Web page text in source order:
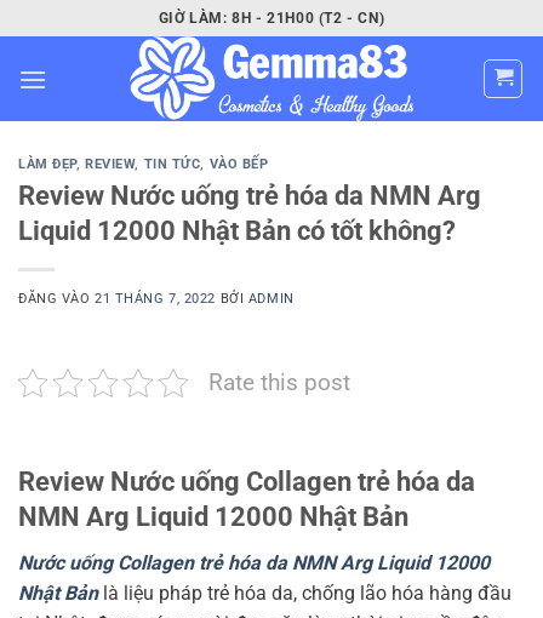
qua
nội
GIỜ LÀM: 8H - 21H00 (T2 - CN)
LÀM ĐẸP,REVIEW, TIN TỨC, VÀO BẾP
Review Nước uống trẻ hóa da NMN Arg
Liquid 12000 Nhật Bản có tốt không?
ĐĂNG VÀO21 THÁNG 7, 2022 BỞI ADMIN
Rate this post
Review Nước uống Collagen trẻ hóa da
NMN Arg Liquid 12000 Nhật Bản
Nước uống Collagen trẻ hóa da NMN Arg Liquid 12000
Nhật Bảnlà liệu pháp trẻ hóa da, chống lão hóa hàng đầu